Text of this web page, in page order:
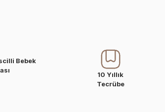
Bebek
10 Yıllık
Tecrübe